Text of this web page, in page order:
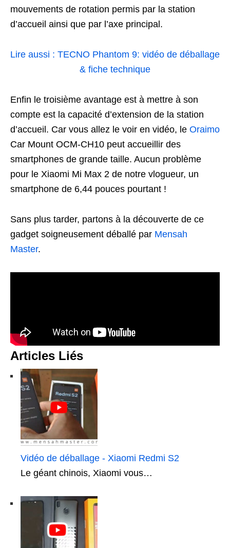
mouvements de rotation permis par la station
d’accueil ainsi que par l’axe principal.
Lire aussi : TECNO Phantom 9: vidéo de déballage
& fiche technique
Enfin le troisième avantage est à mettre à son
compte est la capacité d’extension de la station
d’accueil. Car vous allez le voir en vidéo, le Oraimo
Car Mount OCM-CH10 peut accueillir des
smartphones de grande taille. Aucun problème
pour le Xiaomi Mi Max 2 de notre vlogueur, un
smartphone de 6,44 pouces pourtant !
Sans plus tarder, partons à la découverte de ce
gadget soigneusement déballé par Mensah
Master.
Articles Liés
Vidéo de déballage - Xiaomi Redmi S2
Le géant chinois, Xiaomi vous…